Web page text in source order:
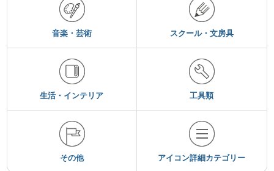
音楽・芸術 スクール・文房具
生活・インテリア 工具類
その他 アイコン詳細カテゴリー